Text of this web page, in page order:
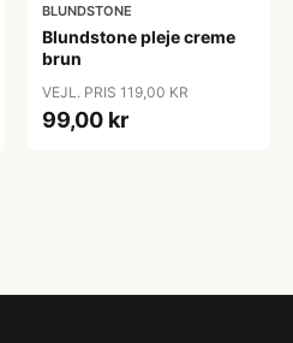
BLUNDSTONE
Blundstone pleje creme
brun
VEJL. PRIS 119,00 KR
99,00 kr